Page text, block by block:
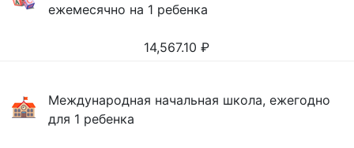
ежемесячно на 1 ребенка
14,567.10 ₽
Международная начальная школа, ежегодно
для 1 ребенка